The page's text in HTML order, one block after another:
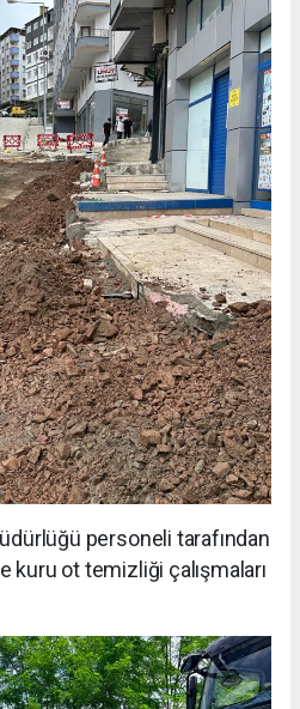
personeli tarafından
kuru ot temizliği çalışmaları